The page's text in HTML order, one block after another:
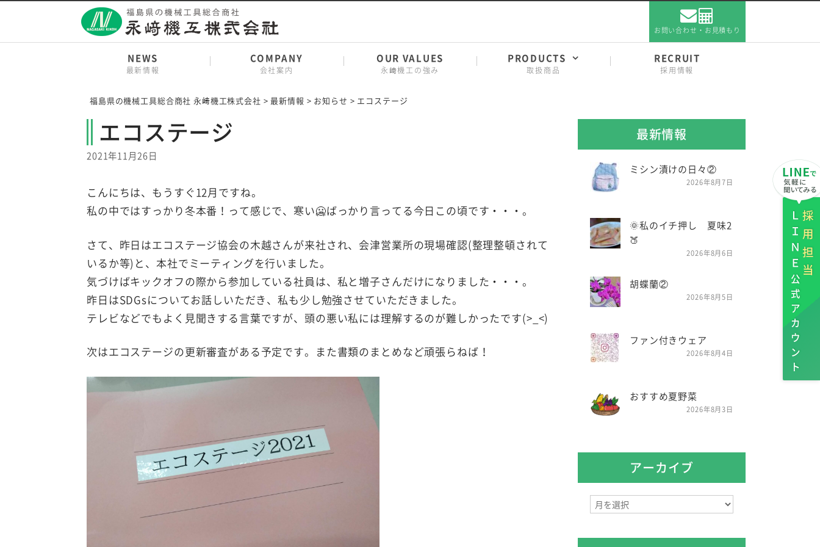
content
採用担当
ＬＩＮＥ
公式アカウント
お問い合わせ・お見積もり
NEWS
最新情報
COMPANY
会社案内
OUR VALUES
永﨑機工の強み
PRODUCTS
取扱商品
RECRUIT
採用情報
福島県の機械工具総合商社 永﨑機工株式会社 > 最新情報 > お知らせ > エコステージ
エコステージ
2021年11月26日
こんにちは、もうすぐ12月ですね。
私の中ではすっかり冬本番！って感じで、寒い🥶ばっかり言ってる今日この頃です・・・。
さて、昨日はエコステージ協会の木越さんが来社され、会津営業所の現場確認(整理整頓されて
いるか等)と、本社でミーティングを行いました。
気づけばキックオフの際から参加している社員は、私と増子さんだけになりました・・・。
昨日はSDGsについてお話しいただき、私も少し勉強させていただきました。
テレビなどでもよく見聞きする言葉ですが、頭の悪い私には理解するのが難しかったです(>_<)
次はエコステージの更新審査がある予定です。また書類のまとめなど頑張らねば！
最新情報
ミシン漬けの日々②
2026年8月7日
🌞私のイチ押し 夏味2
🍑
2026年8月6日
胡蝶蘭②
2026年8月5日
ファン付きウェア
2026年8月4日
おすすめ夏野菜
2026年8月3日
アーカイブ
ア
ー